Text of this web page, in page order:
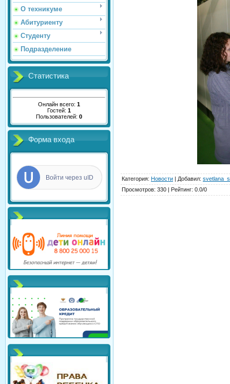
О техникуме
Абитуриенту
Студенту
Подразделение
Статистика
Онлайн всего: 1
Гостей: 1
Пользователей: 0
Форма входа
Войти через uID Категория: Новости | Добавил:
Просмотров: 330 | Рейтинг: 0.0/0